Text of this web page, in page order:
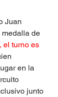
Juan
de
el turno es
en la
junto